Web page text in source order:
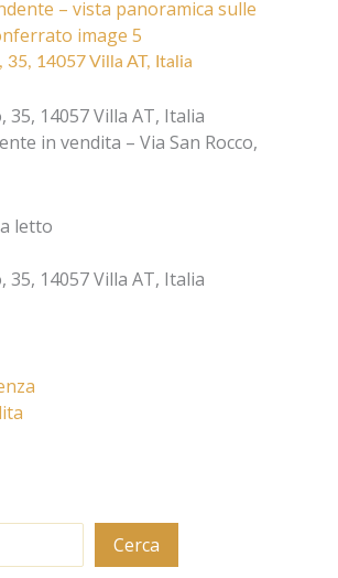
35, 14057 Villa AT, Italia
35, 14057 Villa AT, Italia
in vendita – Via San Rocco,
letto
35, 14057 Villa AT, Italia
Cerca